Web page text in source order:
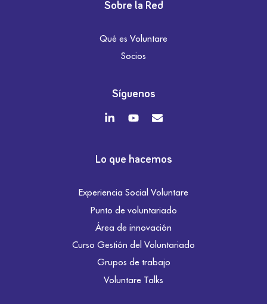
Sobre la Red
Qué es Voluntare
Socios
Síguenos
Lo que hacemos
Experiencia Social Voluntare
Punto de voluntariado
Área de innovación
Curso Gestión del Voluntariado
Grupos de trabajo
Voluntare Talks